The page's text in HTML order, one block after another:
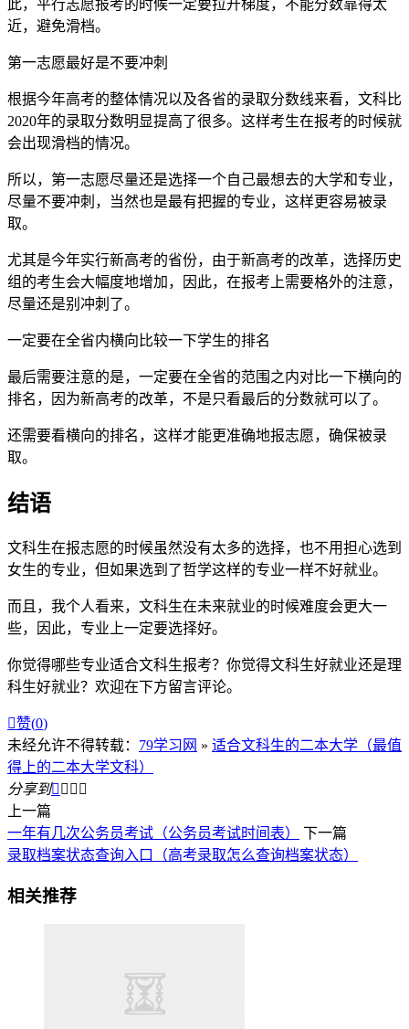
此，平行志愿报考的时候一定要拉开梯度，不能分数靠得太
近，避免滑档。
第一志愿最好是不要冲刺
根据今年高考的整体情况以及各省的录取分数线来看，文科比
2020年的录取分数明显提高了很多。这样考生在报考的时候就
会出现滑档的情况。
所以，第一志愿尽量还是选择一个自己最想去的大学和专业，
尽量不要冲刺，当然也是最有把握的专业，这样更容易被录
取。
尤其是今年实行新高考的省份，由于新高考的改革，选择历史
组的考生会大幅度地增加，因此，在报考上需要格外的注意，
尽量还是别冲刺了。
一定要在全省内横向比较一下学生的排名
最后需要注意的是，一定要在全省的范围之内对比一下横向的
排名，因为新高考的改革，不是只看最后的分数就可以了。
还需要看横向的排名，这样才能更准确地报志愿，确保被录
取。
结语
文科生在报志愿的时候虽然没有太多的选择，也不用担心选到
女生的专业，但如果选到了哲学这样的专业一样不好就业。
而且，我个人看来，文科生在未来就业的时候难度会更大一
些，因此，专业上一定要选择好。
你觉得哪些专业适合文科生报考？你觉得文科生好就业还是理
科生好就业？欢迎在下方留言评论。
赞(0)
未经允许不得转载： 79学习网 » 适合文科生的二本大学（最值
得上的二本大学文科）
分享到   
上一篇
一年有几次公务员考试（公务员考试时间表）
下一篇
录取档案状态查询入口（高考录取怎么查询档案状态）
相关推荐